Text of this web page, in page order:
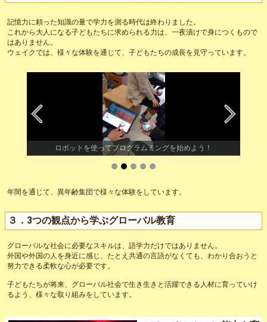
記憶力に頼った知識の量で学力を測る時代は終わりました。
これから大人になる子どもたちに求められる力は、一夜漬けで身につくもので
はありません。
ウェイクでは、様々な体験を通じて、子どもたちの成長を見守っています。
ロボットを使ってプログラムミングを始めよう！
年間を通じて、異年齢集団で様々な体験をしています。
３．3つの観点から学ぶグローバル教育
グローバルな社会に必要なスキルは、語学力だけではありません。
外国や外国の人を身近に感じ、たとえ共通の言語がなくても、わかり合おうと
努力できる柔軟な心が必要です。
子どもたちが将来、グローバル社会で生き生きと活躍できる人材に育っていけ
るよう、様々な取り組みをしています。